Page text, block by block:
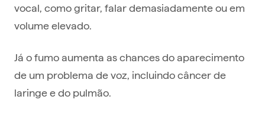
vocal, como gritar, falar demasiadamente ou em
volume elevado.
Já o fumo aumenta as chances do aparecimento
de um problema de voz, incluindo câncer de
laringe e do pulmão.